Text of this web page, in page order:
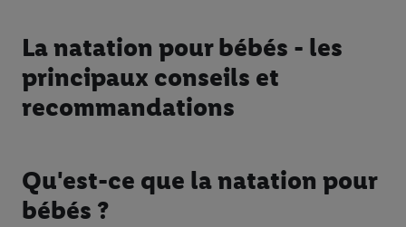
La natation pour bébés - les
principaux conseils et
recommandations
Qu'est-ce que la natation pour
bébés ?